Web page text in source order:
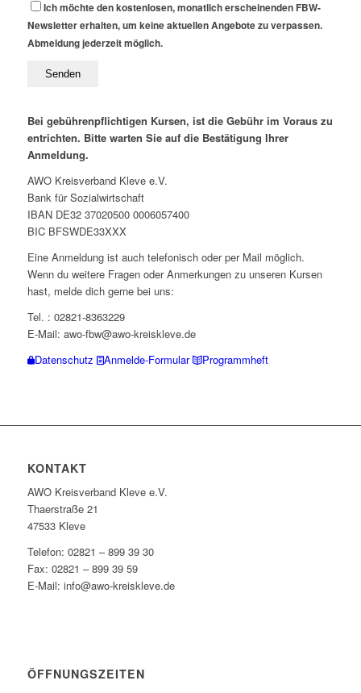
Ich möchte den kostenlosen, monatlich erscheinenden FBW-
Newsletter erhalten, um keine aktuellen Angebote zu verpassen.
Abmeldung jederzeit möglich.
Bei gebührenpflichtigen Kursen, ist die Gebühr im Voraus zu
entrichten. Bitte warten Sie auf die Bestätigung Ihrer
Anmeldung.
AWO Kreisverband Kleve e.V.
Bank für Sozialwirtschaft
IBAN DE32 37020500 0006057400
BIC BFSWDE33XXX
Eine Anmeldung ist auch telefonisch oder per Mail möglich.
Wenn du weitere Fragen oder Anmerkungen zu unseren Kursen
hast, melde dich gerne bei uns:
Tel. : 02821-8363229
E-Mail: awo-fbw@awo-kreiskleve.de
Datenschutz
Anmelde-Formular Programmheft
KONTAKT
AWO Kreisverband Kleve e.V.
Thaerstraße 21
47533 Kleve
Telefon: 02821 – 899 39 30
Fax: 02821 – 899 39 59
E-Mail: info@awo-kreiskleve.de
ÖFFNUNGSZEITEN